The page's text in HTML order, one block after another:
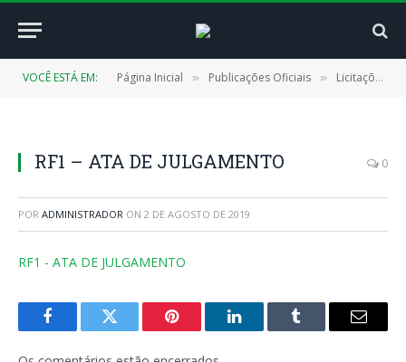
VOCÊ ESTÁ EM: Página Inicial » Publicações Oficiais » Licitações
RF1 – ATA DE JULGAMENTO 0
POR ADMINISTRADOR ON 2 DE AGOSTO DE 2019
RF1 - ATA DE JULGAMENTO
FacebookTwitter Pinterest LinkedInTumblr
E-